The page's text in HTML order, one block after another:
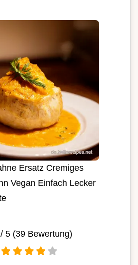
Ersatz Cremiges
Vegan Einfach Lecker
/ 5 (39 Bewertung)